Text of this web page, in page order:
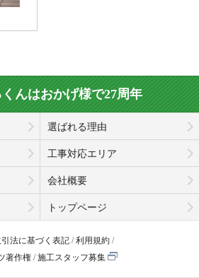
んはおかげ様で27周年
選ばれる理由
工事対応エリア
会社概要
トップページ
法に基づく表記
利用規約
著作権
施工スタッフ募集